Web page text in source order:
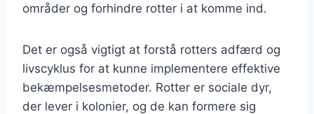
områder og forhindre rotter i at komme ind.
Det er også vigtigt at forstå rotters adfærd og
livscyklus for at kunne implementere effektive
bekæmpelsesmetoder. Rotter er sociale dyr,
der lever i kolonier, og de kan formere sig